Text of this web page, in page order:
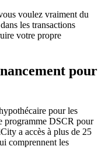
voulez vraiment du
les transactions
votre propre
pour
pour les
programme DSCR pour
a accès à plus de 25
comprennent les